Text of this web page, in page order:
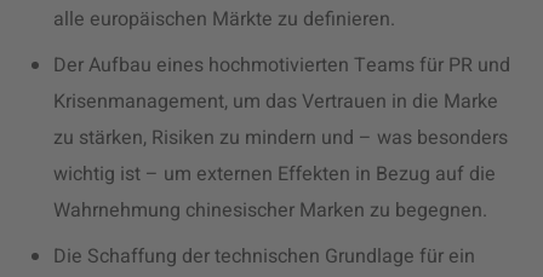
alle europäischen Märkte zu definieren.
Der Aufbau eines hochmotivierten Teams für PR und
Krisenmanagement, um das Vertrauen in die Marke
zu stärken, Risiken zu mindern und – was besonders
wichtig ist – um externen Effekten in Bezug auf die
Wahrnehmung chinesischer Marken zu begegnen.
Die Schaffung der technischen Grundlage für ein